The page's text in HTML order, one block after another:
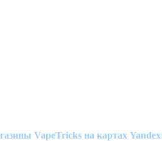
VapeTricks на картах